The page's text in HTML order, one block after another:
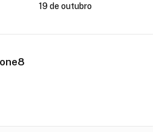
19 de outubro